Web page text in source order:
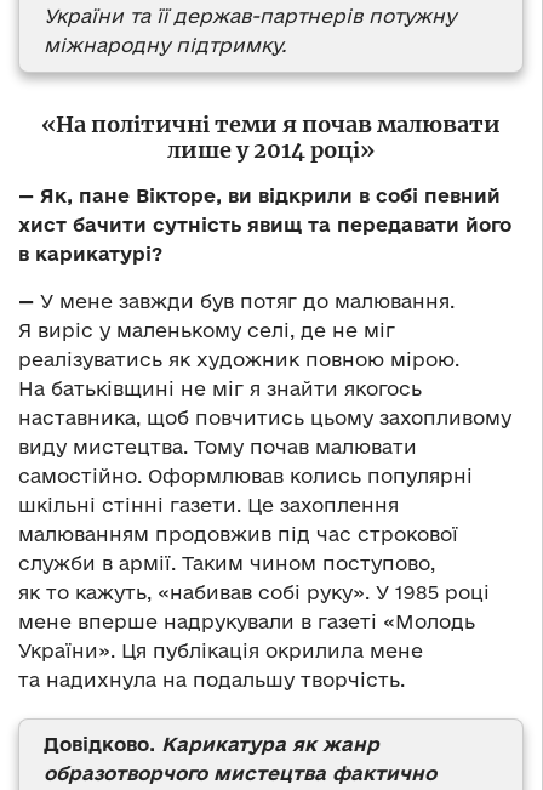
України та її держав-партнерів потужну
міжнародну підтримку.
«На політичні теми я почав малювати
лише у 2014 році»
— Як, пане Вікторе, ви відкрили в собі певний
хист бачити сутність явищ та передавати його
в карикатурі?
— У мене завжди був потяг до малювання.
Я виріс у маленькому селі, де не міг
реалізуватись як художник повною мірою.
На батьківщині не міг я знайти якогось
наставника, щоб повчитись цьому захопливому
виду мистецтва. Тому почав малювати
самостійно. Оформлював колись популярні
шкільні стінні газети. Це захоплення
малюванням продовжив під час строкової
служби в армії. Таким чином поступово,
як то кажуть, «набивав собі руку». У 1985 році
мене вперше надрукували в газеті «Молодь
України». Ця публікація окрилила мене
та надихнула на подальшу творчість.
Довідково. Карикатура як жанр
образотворчого мистецтва фактично